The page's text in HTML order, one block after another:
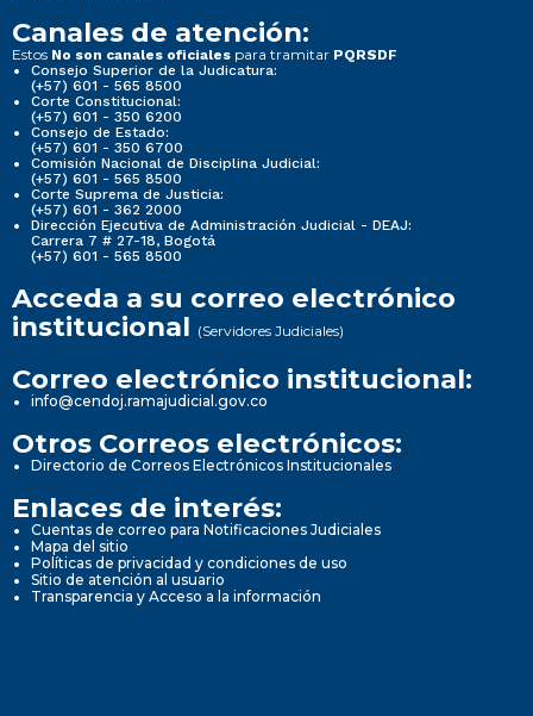
Canales de atención:
Estos No son canales oficiales para tramitar PQRSDF
Consejo Superior de la Judicatura:
(+57) 601 - 565 8500
Corte Constitucional:
(+57) 601 - 350 6200
Consejo de Estado:
(+57) 601 - 350 6700
Comisión Nacional de Disciplina Judicial:
(+57) 601 - 565 8500
Corte Suprema de Justicia:
(+57) 601 - 362 2000
Dirección Ejecutiva de Administración Judicial - DEAJ:
Carrera 7 # 27-18, Bogotá
(+57) 601 - 565 8500
Acceda a su correo electrónico
institucional (Servidores Judiciales)
Correo electrónico institucional:
info@cendoj.ramajudicial.gov.co
Otros Correos electrónicos:
Directorio de Correos Electrónicos Institucionales
Enlaces de interés:
Cuentas de correo para Notificaciones Judiciales
Mapa del sitio
Políticas de privacidad y condiciones de uso
Sitio de atención al usuario
Transparencia y Acceso a la información